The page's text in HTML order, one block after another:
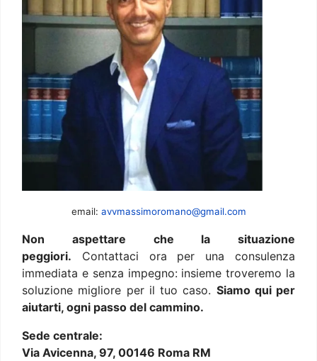
email: avvmassimoromano@gmail.com
Non aspettare che la situazione
peggiori. Contattaci ora per una consulenza
immediata e senza impegno: insieme troveremo la
soluzione migliore per il tuo caso. Siamo qui per
aiutarti, ogni passo del cammino.
Sede centrale:
Via Avicenna, 97, 00146 Roma RM